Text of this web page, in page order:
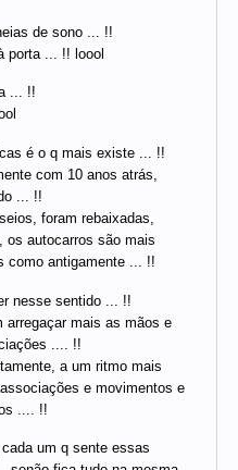
de sono ... !!
porta ... !! loool
... !!
é o q mais existe ... !!
com 10 anos atrás,
... !!
foram rebaixadas,
os autocarros são mais
como antigamente ... !!
nesse sentido ... !!
arregaçar mais as mãos e
.... !!
a um ritmo mais
e movimentos e
.... !!
um q sente essas